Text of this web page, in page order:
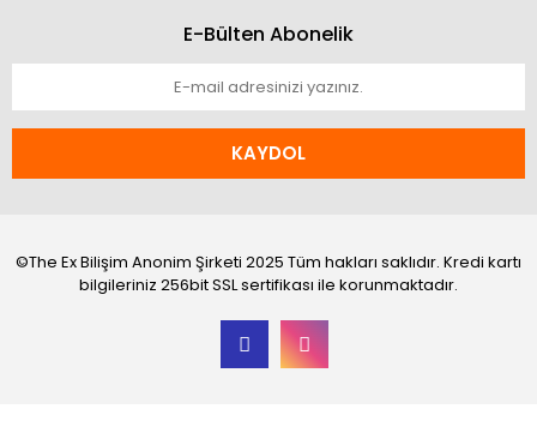
E-Bülten Abonelik
KAYDOL
©The Ex Bilişim Anonim Şirketi 2025 Tüm hakları saklıdır. Kredi kartı
bilgileriniz 256bit SSL sertifikası ile korunmaktadır.